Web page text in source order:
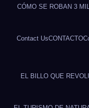
CÓMO SE ROBAN 3
Contact UsCONTACTO
EL BILLO QUE